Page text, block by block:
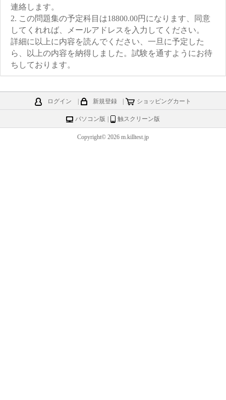
連絡します。
2. この問題集の予定科目は18800.00円になります、同意
してくれれば、メールアドレスを入力してください。
詳細に以上に内容を読んでください、一旦に予定した
ら、以上の内容を納得しました。試験を通すようにお待
ちしております。
ログイン 新規登録 ショッピングカート
パソコン版 触スクリーン版
Copyright© 2026 m.killtest.jp